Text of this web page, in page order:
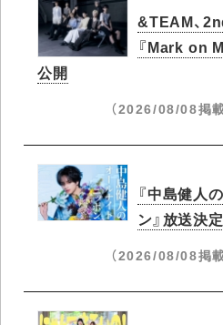
&TEAM、
『Mark on
公開
（2026/08/08掲載
『中島健人
ン』放送決定
（2026/08/08掲載